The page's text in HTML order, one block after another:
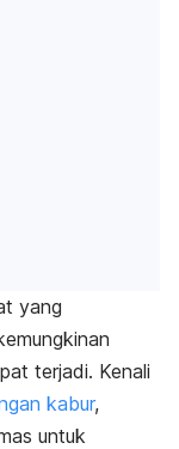
yang
terjadi. Kenali
kabur,
untuk